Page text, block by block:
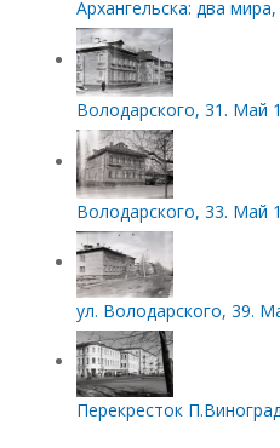
Архангельска: два
Володарского, 31. Май
Володарского, 33. Май
ул. Володарского, 39.
Перекресток